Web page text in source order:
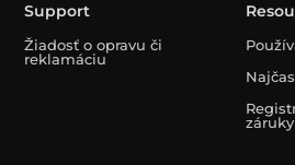
Support
Žiadosť o opravu či
reklamáciu
záruky